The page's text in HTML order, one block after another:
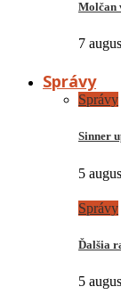
Molčan
7
Správy
Správy
Sinner
5
Správy
Ďalšia
5